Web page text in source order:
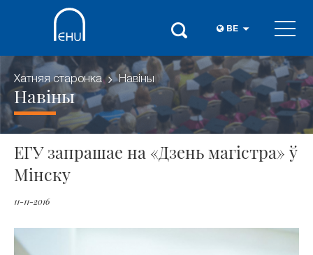
BE
Хатняя старонка Навіны
Навіны
ЕГУ запрашае на «Дзень магістра» ў
Мінску
11-11-2016